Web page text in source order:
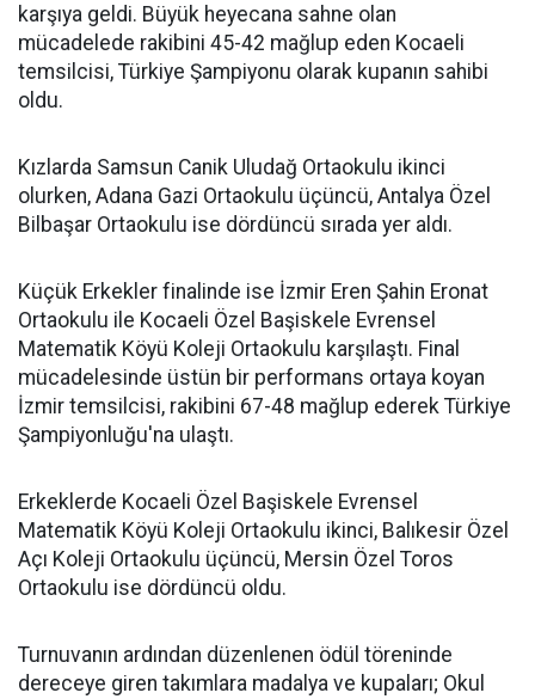
karşıya geldi. Büyük heyecana sahne olan
mücadelede rakibini 45-42 mağlup eden Kocaeli
temsilcisi, Türkiye Şampiyonu olarak kupanın sahibi
oldu.
Kızlarda Samsun Canik Uludağ Ortaokulu ikinci
olurken, Adana Gazi Ortaokulu üçüncü, Antalya Özel
Bilbaşar Ortaokulu ise dördüncü sırada yer aldı.
Küçük Erkekler finalinde ise İzmir Eren Şahin Eronat
Ortaokulu ile Kocaeli Özel Başiskele Evrensel
Matematik Köyü Koleji Ortaokulu karşılaştı. Final
mücadelesinde üstün bir performans ortaya koyan
İzmir temsilcisi, rakibini 67-48 mağlup ederek Türkiye
Şampiyonluğu'na ulaştı.
Erkeklerde Kocaeli Özel Başiskele Evrensel
Matematik Köyü Koleji Ortaokulu ikinci, Balıkesir Özel
Açı Koleji Ortaokulu üçüncü, Mersin Özel Toros
Ortaokulu ise dördüncü oldu.
Turnuvanın ardından düzenlenen ödül töreninde
dereceye giren takımlara madalya ve kupaları; Okul